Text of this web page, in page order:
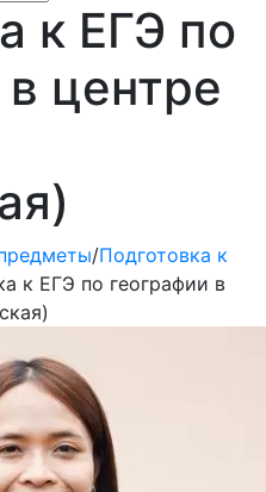
к ЕГЭ по
центре
/Подготовка к
к ЕГЭ по географии в